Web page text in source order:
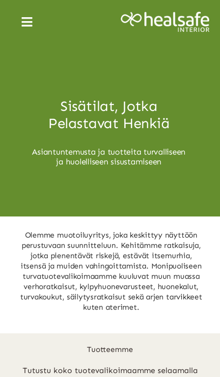
contentToggle
Sisätilat, Jotka
Pelastavat Henkiä
Asiantuntemusta ja tuotteita turvalliseen
ja huolelliseen sisustamiseen
Olemme muotoiluyritys, joka keskittyy näyttöön
perustuvaan suunnitteluun. Kehitämme ratkaisuja,
jotka pienentävät riskejä, estävät itsemurhia,
itsensä ja muiden vahingoittamista. Monipuoliseen
turvatuotevalikoimaamme kuuluvat muun muassa
verhoratkaisut, kylpyhuonevarusteet, huonekalut,
turvakoukut, säilytysratkaisut sekä arjen tarvikkeet
kuten aterimet.
Tuotteemme
Tutustu koko tuotevalikoimaamme selaamalla